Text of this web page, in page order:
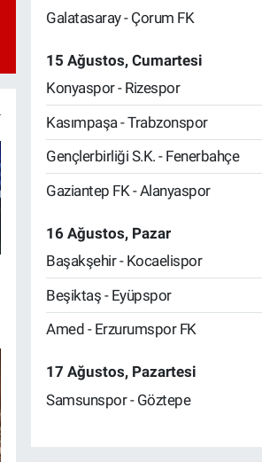
Galatasaray - Çorum FK
15 Ağustos, Cumartesi
Konyaspor - Rizespor
Kasımpaşa - Trabzonspor
Gençlerbirliği S.K. - Fenerbahçe
Gaziantep FK - Alanyaspor
16 Ağustos, Pazar
Başakşehir - Kocaelispor
Beşiktaş - Eyüpspor
Amed - Erzurumspor FK
17 Ağustos, Pazartesi
Samsunspor - Göztepe